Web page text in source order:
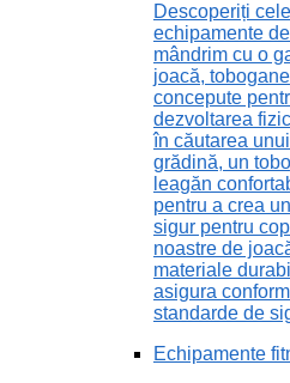
Descoperiți
echipamente
mândrim cu o
joacă,
concepute
dezvoltarea
în căutarea
grădină, un
leagăn
pentru a crea
sigur pentru
noastre de
materiale
asigura
standarde de
Echipamente